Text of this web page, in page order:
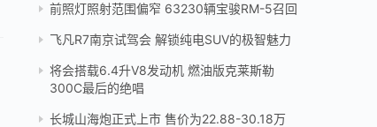
前照灯照射范围偏窄 63230辆宝骏RM-5召回
飞凡R7南京试驾会 解锁纯电SUV的极智魅力
将会搭载6.4升V8发动机 燃油版克莱斯勒
300C最后的绝唱
长城山海炮正式上市 售价为22.88-30.18万